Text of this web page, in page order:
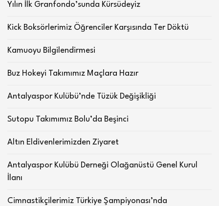
Yılın İlk Granfondo’sunda Kürsüdeyiz
Kick Boksörlerimiz Öğrenciler Karşısında Ter Döktü
Kamuoyu Bilgilendirmesi
Buz Hokeyi Takımımız Maçlara Hazır
Antalyaspor Kulübü’nde Tüzük Değişikliği
Sutopu Takımımız Bolu’da Beşinci
Altın Eldivenlerimizden Ziyaret
Antalyaspor Kulübü Derneği Olağanüstü Genel Kurul
İlanı
Cimnastikçilerimiz Türkiye Şampiyonası’nda